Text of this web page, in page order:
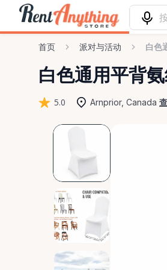
首页 派对与活动 白色
白色通用平背
5.0 Arnprior, Canada